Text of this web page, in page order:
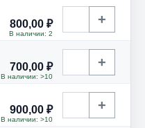
800,00 ₽
В наличии: 2
+
700,00 ₽
В наличии: >10
+
900,00 ₽
В наличии: >10
+